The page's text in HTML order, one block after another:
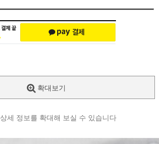
확대보기
상세 정보를 확대해 보실 수 있습니다